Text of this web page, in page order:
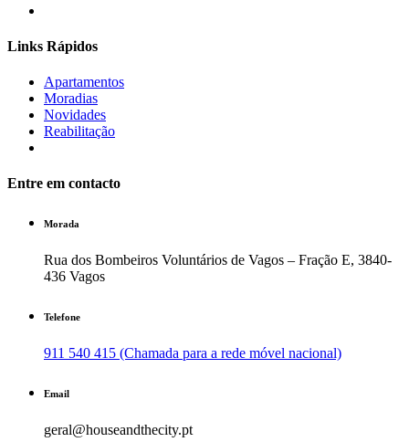
Links Rápidos
Apartamentos
Moradias
Novidades
Reabilitação
Entre em contacto
Morada
Rua dos Bombeiros Voluntários de Vagos – Fração E, 3840-
436 Vagos
Telefone
911 540 415 (Chamada para a rede móvel nacional)
Email
geral@houseandthecity.pt